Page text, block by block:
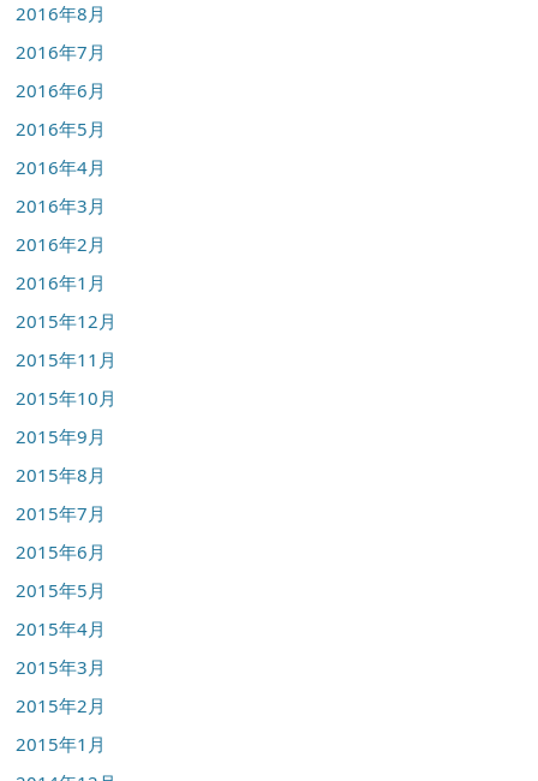
2016年8月
2016年7月
2016年6月
2016年5月
2016年4月
2016年3月
2016年2月
2016年1月
2015年12月
2015年11月
2015年10月
2015年9月
2015年8月
2015年7月
2015年6月
2015年5月
2015年4月
2015年3月
2015年2月
2015年1月